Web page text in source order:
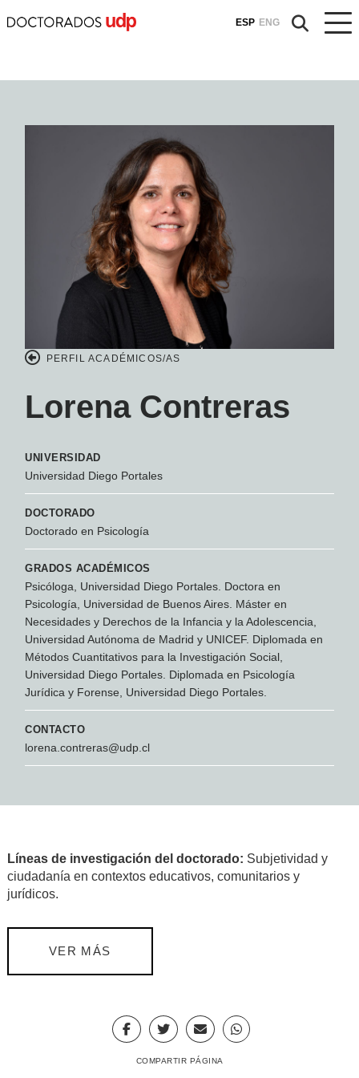
ESP ENG
PERFIL ACADÉMICOS/AS
Lorena Contreras
UNIVERSIDAD
Universidad Diego Portales
DOCTORADO
Doctorado en Psicología
GRADOS ACADÉMICOS
Psicóloga, Universidad Diego Portales. Doctora en
Psicología, Universidad de Buenos Aires. Máster en
Necesidades y Derechos de la Infancia y la Adolescencia,
Universidad Autónoma de Madrid y UNICEF. Diplomada en
Métodos Cuantitativos para la Investigación Social,
Universidad Diego Portales. Diplomada en Psicología
Jurídica y Forense, Universidad Diego Portales.
CONTACTO
lorena.contreras@udp.cl
Líneas de investigación del doctorado: Subjetividad y
ciudadanía en contextos educativos, comunitarios y
jurídicos.
VER MÁS
COMPARTIR PÁGINA